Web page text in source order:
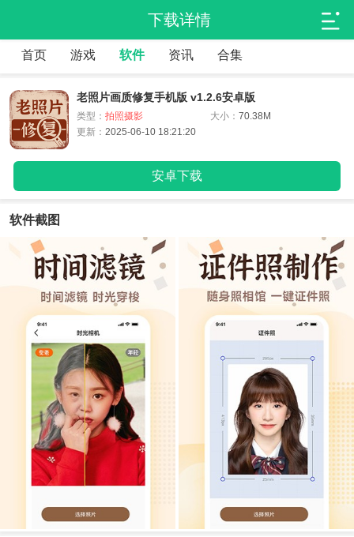
下载详情
首页 游戏 软件 资讯 合集
老照片画质修复手机版 v1.2.6安卓版
类型： 拍照摄影 大小：70.38M
更新： 2025-06-10 18:21:20
安卓下载
软件截图